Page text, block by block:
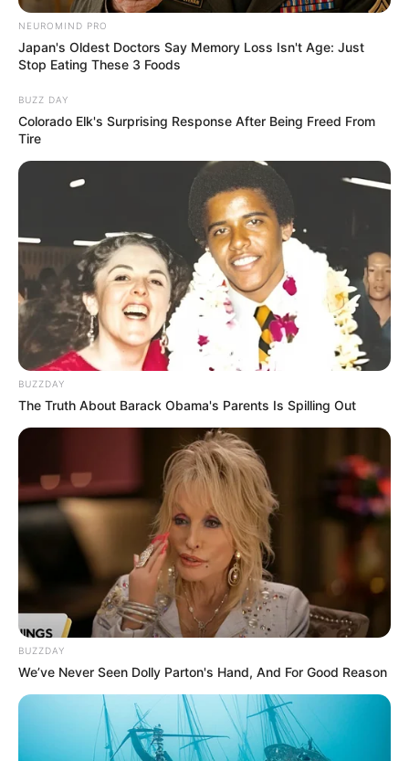
Fail! 10 Potret Makanan Gagal
Nggak Selera
10 Pose Manekin Anti
Mainstream yang Konyol
Banget
8 Kata Lucu Seputar Malam
Minggu ala Jomblo yang Bikin
Ngenes
10 Desain Kanopi Tempat
Tidur, Serasa Beristirahat di
Kamar Raja
NEUROMIND PRO
Japan's Oldest Doctors Say Memory Loss Isn't Age: Just
Stop Eating These 3 Foods
BUZZ DAY
Colorado Elk's Surprising Response After Being Freed From
Tire
BUZZDAY
The Truth About Barack Obama's Parents Is Spilling Out
BUZZDAY
We’ve Never Seen Dolly Parton's Hand, And For Good Reason